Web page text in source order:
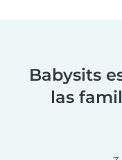
Babysits
las